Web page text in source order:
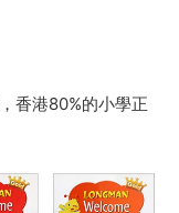
香港80%的小學正